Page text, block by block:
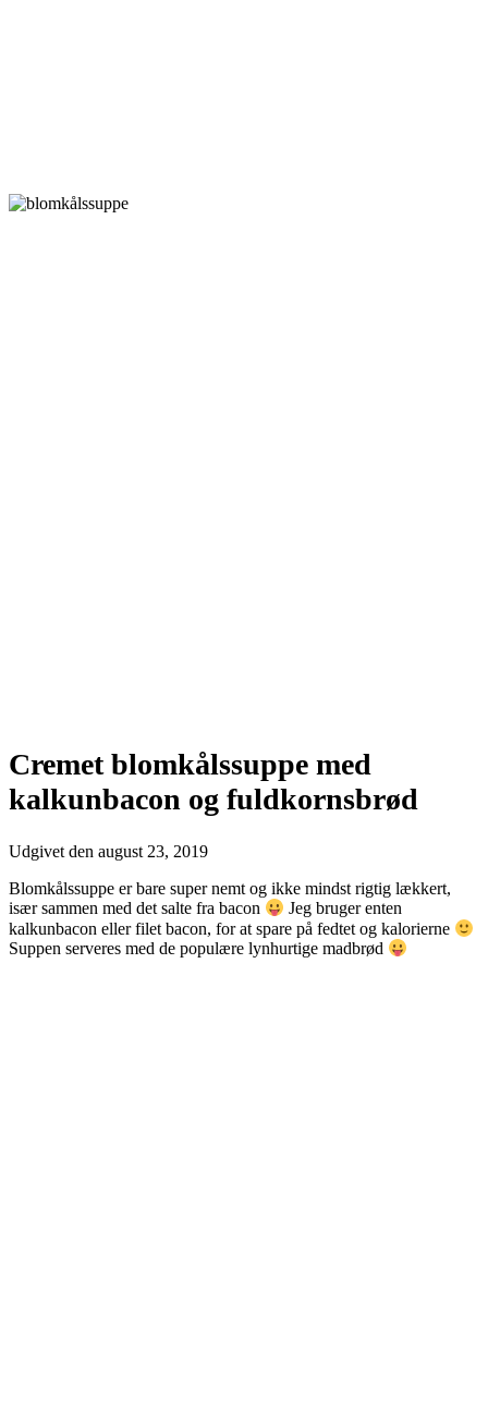
Cremet blomkålssuppe med
kalkunbacon og fuldkornsbrød
Udgivet den august 23, 2019
Blomkålssuppe er bare super nemt og ikke mindst rigtig lækkert,
især sammen med det salte fra bacon
Jeg bruger enten
kalkunbacon eller filet bacon, for at spare på fedtet og kalorierne
Suppen serveres med de populære lynhurtige madbrød